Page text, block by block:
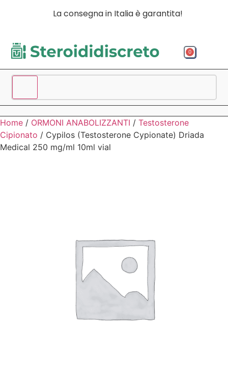
La consegna in Italia è garantita!
0
Home / ORMONI ANABOLIZZANTI / Testosterone
Cipionato / Cypilos (Testosterone Cypionate) Driada
Medical 250 mg/ml 10ml vial